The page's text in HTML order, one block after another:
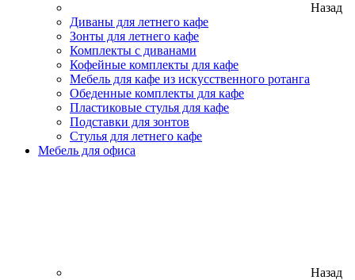
Назад
Диваны для летнего кафе
Зонты для летнего кафе
Комплекты с диванами
Кофейные комплекты для кафе
Мебель для кафе из искусственного ротанга
Обеденные комплекты для кафе
Пластиковые стулья для кафе
Подставки для зонтов
Стулья для летнего кафе
Мебель для офиса
Назад